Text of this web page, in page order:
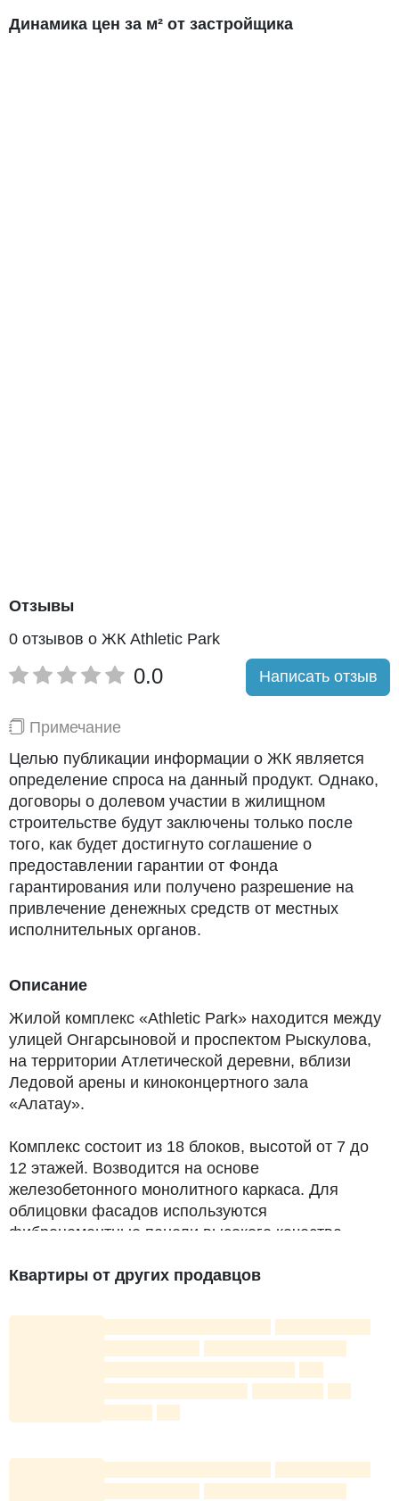
Динамика цен за м² от застройщика
Отзывы
0 отзывов о ЖК Athletic Park
0.0 Написать отзыв
Примечание
Целью публикации информации о ЖК является
определение спроса на данный продукт. Однако,
договоры о долевом участии в жилищном
строительстве будут заключены только после
того, как будет достигнуто соглашение о
предоставлении гарантии от Фонда
гарантирования или получено разрешение на
привлечение денежных средств от местных
исполнительных органов.
Описание
Жилой комплекс «Athletic Park» находится между
улицей Онгарсыновой и проспектом Рыскулова,
на территории Атлетической деревни, вблизи
Ледовой арены и киноконцертного зала
«Алатау».
Комплекс состоит из 18 блоков, высотой от 7 до
12 этажей. Возводится на основе
железобетонного монолитного каркаса. Для
облицовки фасадов используются
фиброцементные панели высокого качества.
Оснащение ЖК включает все необходимые
себя:
пожарную сигнализацию,
скоростные грузопассажирские лифты,
домофонные системы.
На нижних этажах будут расположены
Квартиры от других продавцов